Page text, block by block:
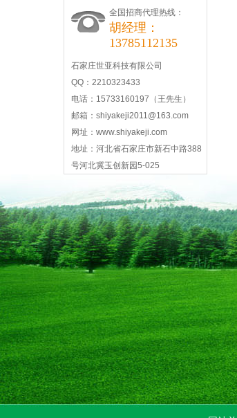
全国招商代理热线：
胡经理：
13785112135
石家庄世亚科技有限公司
QQ：2210323433
电话：15733160197（王先生）
邮箱：shiyakeji2011@163.com
网址：www.shiyakeji.com
地址：河北省石家庄市新石中路388
号河北冀玉创新园5-025